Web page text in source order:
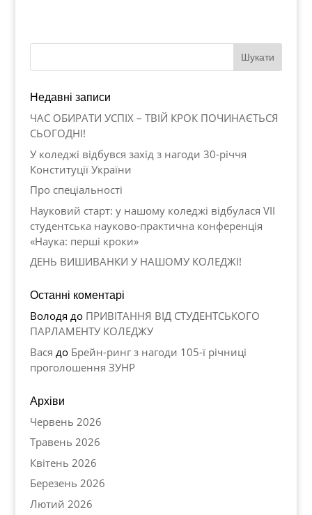
Недавні записи
ЧАС ОБИРАТИ УСПІХ – ТВІЙ КРОК ПОЧИНАЄТЬСЯ
СЬОГОДНІ!
У коледжі відбувся захід з нагоди 30-річчя
Конституції України
Про спеціальності
Науковий старт: у нашому коледжі відбулася VII
студентська науково-практична конференція
«Наука: перші кроки»
ДЕНЬ ВИШИВАНКИ У НАШОМУ КОЛЕДЖІ!
Останні коментарі
Володя до ПРИВІТАННЯ ВІД СТУДЕНТСЬКОГО
ПАРЛАМЕНТУ КОЛЕДЖУ
Вася до Брейн-ринг з нагоди 105-ї річниці
проголошення ЗУНР
Архіви
Червень 2026
Травень 2026
Квітень 2026
Березень 2026
Лютий 2026